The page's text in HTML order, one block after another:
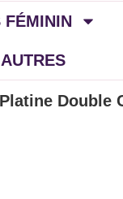
FÉMININ
Double